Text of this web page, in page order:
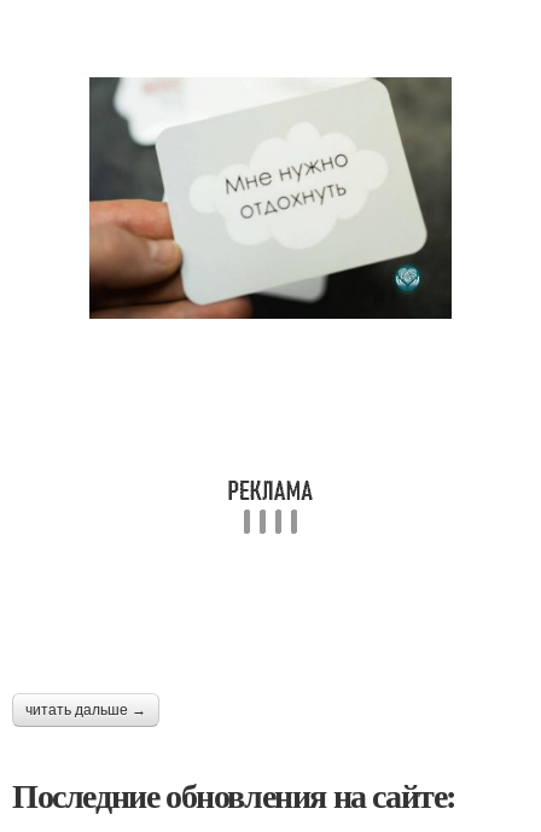
читать дальше →
Последние обновления на сайте: